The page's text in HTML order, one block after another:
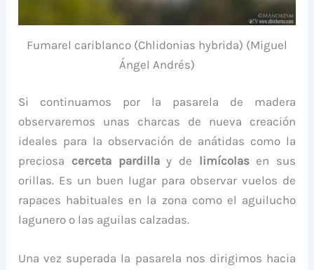
Fumarel cariblanco (Chlidonias hybrida) (Miguel
Ángel Andrés)
Si continuamos por la pasarela de madera
observaremos unas charcas de nueva creación
ideales para la observación de anátidas como la
preciosa cerceta pardillay de limícolasen sus
orillas. Es un buen lugar para observar vuelos de
rapaces habituales en la zona como el aguilucho
lagunero o las aguilas calzadas.
Una vez superada la pasarela nos dirigimos hacia